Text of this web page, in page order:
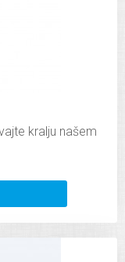
kralju našem